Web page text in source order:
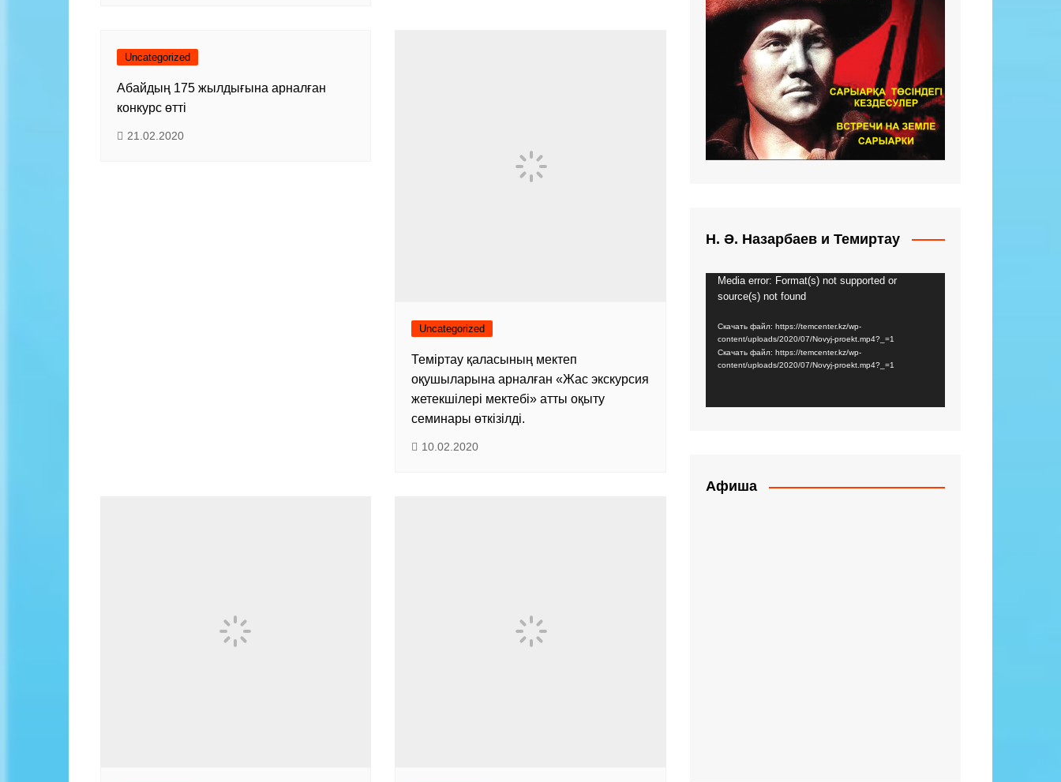
Uncategorized
Абайдың 175 жылдығына арналған
конкурс өтті
21.02.2020
Uncategorized
Теміртау қаласының мектеп
оқушыларына арналған «Жас экскурсия
жетекшілері мектебі» атты оқыту
семинары өткізілді.
10.02.2020
Н. Ә. Назарбаев и Темиртау
Видеоплеер
Media error: Format(s) not supported or
source(s) not found
Скачать файл: https://temcenter.kz/wp-
content/uploads/2020/07/Novyj-proekt.mp4?_=1
Скачать файл: https://temcenter.kz/wp-
content/uploads/2020/07/Novyj-proekt.mp4?_=1
Афиша